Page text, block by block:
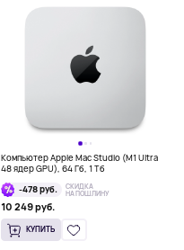
Компьютер Apple Mac Studio (M1 Ultra
48 ядер GPU), 64 Гб, 1 Тб
-478 руб.
СКИДКА
НА ПОШЛИНУ
10 249 руб.
КУПИТЬ